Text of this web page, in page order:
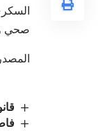
صحي
المصدر